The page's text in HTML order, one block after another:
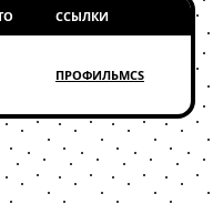
ССЫЛКИ
ПРОФИЛЬMCS